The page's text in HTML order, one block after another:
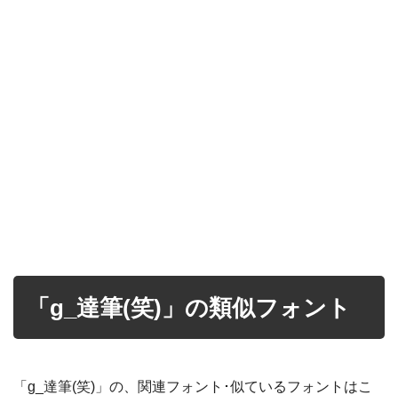
「g_達筆(笑)」の類似フォント
「g_達筆(笑)」の、関連フォント･似ているフォントはこ